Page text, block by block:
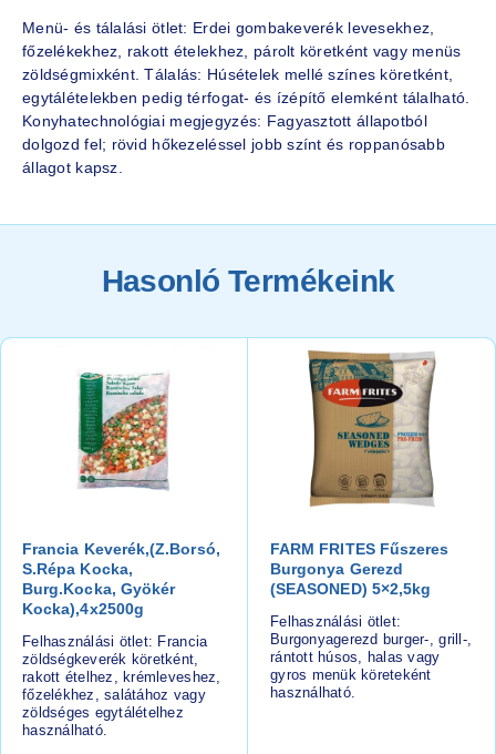
Menü- és tálalási ötlet: Erdei gombakeverék levesekhez,
főzelékekhez, rakott ételekhez, párolt köretként vagy menüs
zöldségmixként. Tálalás: Húsételek mellé színes köretként,
egytálételekben pedig térfogat- és ízépítő elemként tálalható.
Konyhatechnológiai megjegyzés: Fagyasztott állapotból
dolgozd fel; rövid hőkezeléssel jobb színt és roppanósabb
állagot kapsz.
Hasonló Termékeink
Francia Keverék,(z.borsó,
S.répa Kocka,
Burg.kocka, Gyökér
Kocka),4x2500g
Felhasználási ötlet: Francia
zöldségkeverék köretként,
rakott ételhez, krémleveshez,
főzelékhez, salátához vagy
zöldséges egytálételhez
használható.
FARM FRITES Fűszeres
Burgonya Gerezd
(SEASONED) 5×2,5kg
Felhasználási ötlet:
Burgonyagerezd burger-, grill-,
rántott húsos, halas vagy
gyros menük köreteként
használható.